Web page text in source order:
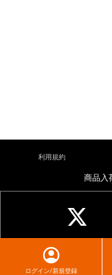
ログイン/新規登録
利用規約
©
商品入